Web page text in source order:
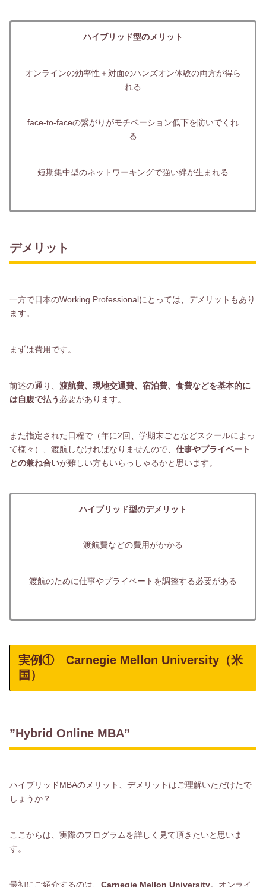
ハイブリッド型のメリット
オンラインの効率性＋対面のハンズオン体験の両方が得ら
れる
face-to-faceの繋がりがモチベーション低下を防いでくれ
る
短期集中型のネットワーキングで強い絆が生まれる
デメリット
一方で日本のWorking Professionalにとっては、デメリットもあり
ます。
まずは費用です。
前述の通り、 渡航費、現地交通費、宿泊費、食費などを基本的に
は自腹で払う 必要があります。
また指定された日程で（年に2回、学期末ごとなどスクールによっ
て様々）、渡航しなければなりませんので、 仕事やプライベート
との兼ね合いが難しい方もいらっしゃるかと思います。
ハイブリッド型のデメリット
渡航費などの費用がかかる
渡航のために仕事やプライベートを調整する必要がある
実例① Carnegie Mellon University（米
国）
”Hybrid Online MBA”
ハイブリッドMBAのメリット、デメリットはご理解いただけたで
しょうか？
ここからは、実際のプログラムを詳しく見て頂きたいと思いま
す。
最初にご紹介するのは、 Carnegie Mellon University。オンライ